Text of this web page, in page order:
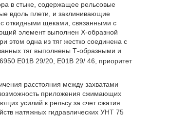
в стыке, содержащее рельсовые
вдоль плети, и заклинивающие
откидными щеками, связанными с
элемент выполнен Х-образной
одна из тяг жестко соединена с
тяг выполнены Т-образными и
E01B 29/20, E01B 29/ 46, приоритет
расстояния между захватами
приложения сжимающих
усилий к рельсу за счет сжатия
натяжных гидравлических УНТ 75